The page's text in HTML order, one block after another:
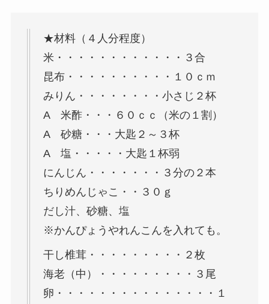
★材料（４人分程度）
米・・・・・・・・・・・・３合
昆布・・・・・・・・・・１０ｃｍ
みりん・・・・・・・・小さじ２杯
A 米酢・・・６０ｃｃ（米の１割）
A 砂糖・・・大匙２～３杯
A 塩・・・・・大匙１杯弱
にんじん・・・・・・・３分の２本
ちりめんじゃこ・・３０ｇ
だし汁、砂糖、塩
※かんぴょうやれんこんを入れても。
干し椎茸・・・・・・・・・２枚
海老（中）・・・・・・・・・３尾
卵・・・・・・・・・・・・・・・１